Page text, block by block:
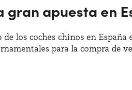
apuesta en
los coches chinos en España
para la compra de